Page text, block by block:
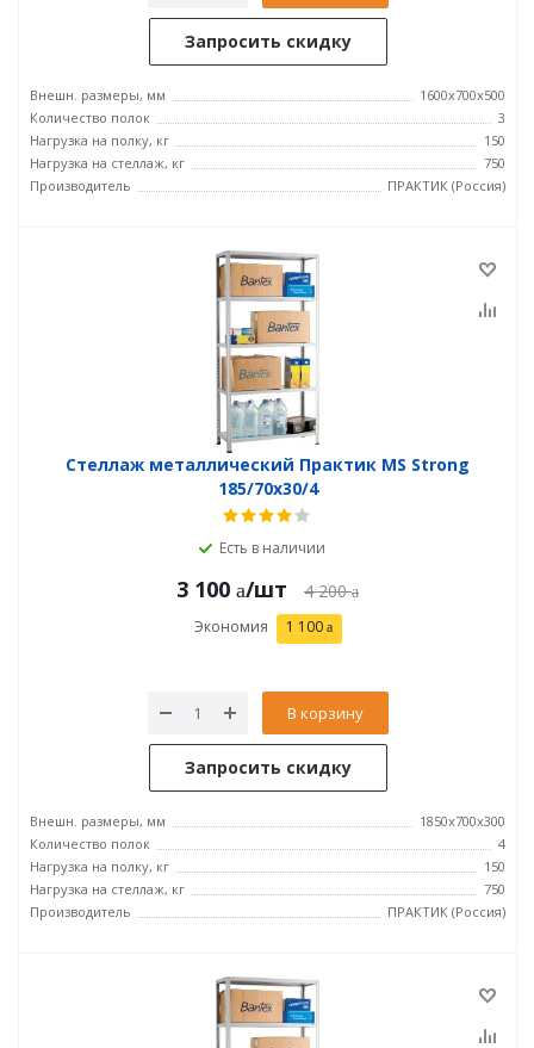
Запросить скидку
Внешн. размеры, мм
1600x700x500
Количество полок
3
Нагрузка на полку, кг
150
Нагрузка на стеллаж, кг
750
Производитель
ПРАКТИК (Россия)
Стеллаж металлический Практик MS Strong
185/70x30/4
Есть в наличии
3 100 /шт 4 200
Экономия 1 100
В корзину
Запросить скидку
Внешн. размеры, мм
1850x700x300
Количество полок
4
Нагрузка на полку, кг
150
Нагрузка на стеллаж, кг
750
Производитель
ПРАКТИК (Россия)